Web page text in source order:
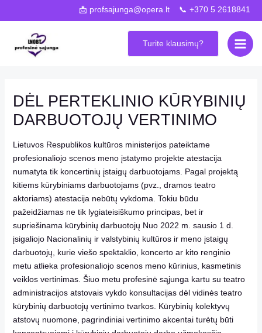
📩 profsajunga@opera.lt 📞 +370 5 2618841
Turite klausimų?
Main
DĖL PERTEKLINIO KŪRYBINIŲ
DARBUOTOJŲ VERTINIMO
Lietuvos Respublikos kultūros ministerijos pateiktame
profesionaliojo scenos meno įstatymo projekte atestacija
numatyta tik koncertinių įstaigų darbuotojams. Pagal projektą
kitiems kūrybiniams darbuotojams (pvz., dramos teatro
aktoriams) atestacija nebūtų vykdoma. Tokiu būdu
pažeidžiamas ne tik lygiateisiškumo principas, bet ir
supriešinama kūrybinių darbuotojų Nuo 2022 m. sausio 1 d.
įsigaliojo Nacionalinių ir valstybinių kultūros ir meno įstaigų
darbuotojų, kurie viešo spektaklio, koncerto ar kito renginio
metu atlieka profesionaliojo scenos meno kūrinius, kasmetinis
veiklos vertinimas. Šiuo metu profesinė sąjunga kartu su teatro
administracijos atstovais vykdo konsultacijas dėl vidinės teatro
kūrybinių darbuotojų vertinimo tvarkos. Kūrybinių kolektyvų
atstovų nuomone, pagrindiniai vertinimo akcentai turėtų būti